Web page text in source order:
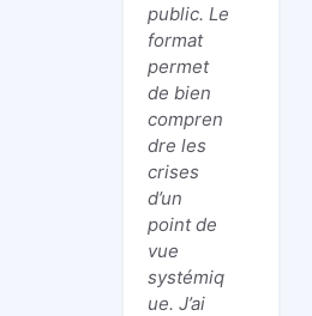
public. Le
format
permet
de bien
compren
dre les
crises
d’un
point de
vue
systémiq
ue. J’ai